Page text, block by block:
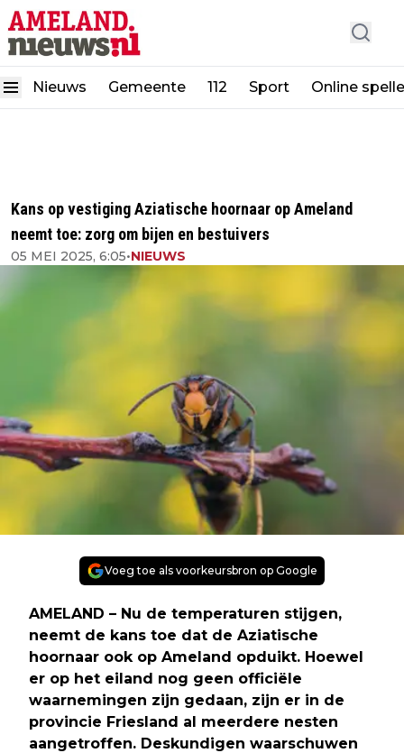
Nieuws Gemeente 112 Sport Online
Kans op vestiging Aziatische hoornaar op Ameland
neemt toe: zorg om bijen en bestuivers
05 MEI 2025, 6:05•NIEUWS
Voeg toe als voorkeursbron op Google
AMELAND – Nu de temperaturen stijgen,
neemt de kans toe dat de Aziatische
hoornaar ook op Ameland opduikt. Hoewel
er op het eiland nog geen officiële
waarnemingen zijn gedaan, zijn er in de
provincie Friesland al meerdere nesten
aangetroffen. Deskundigen waarschuwen